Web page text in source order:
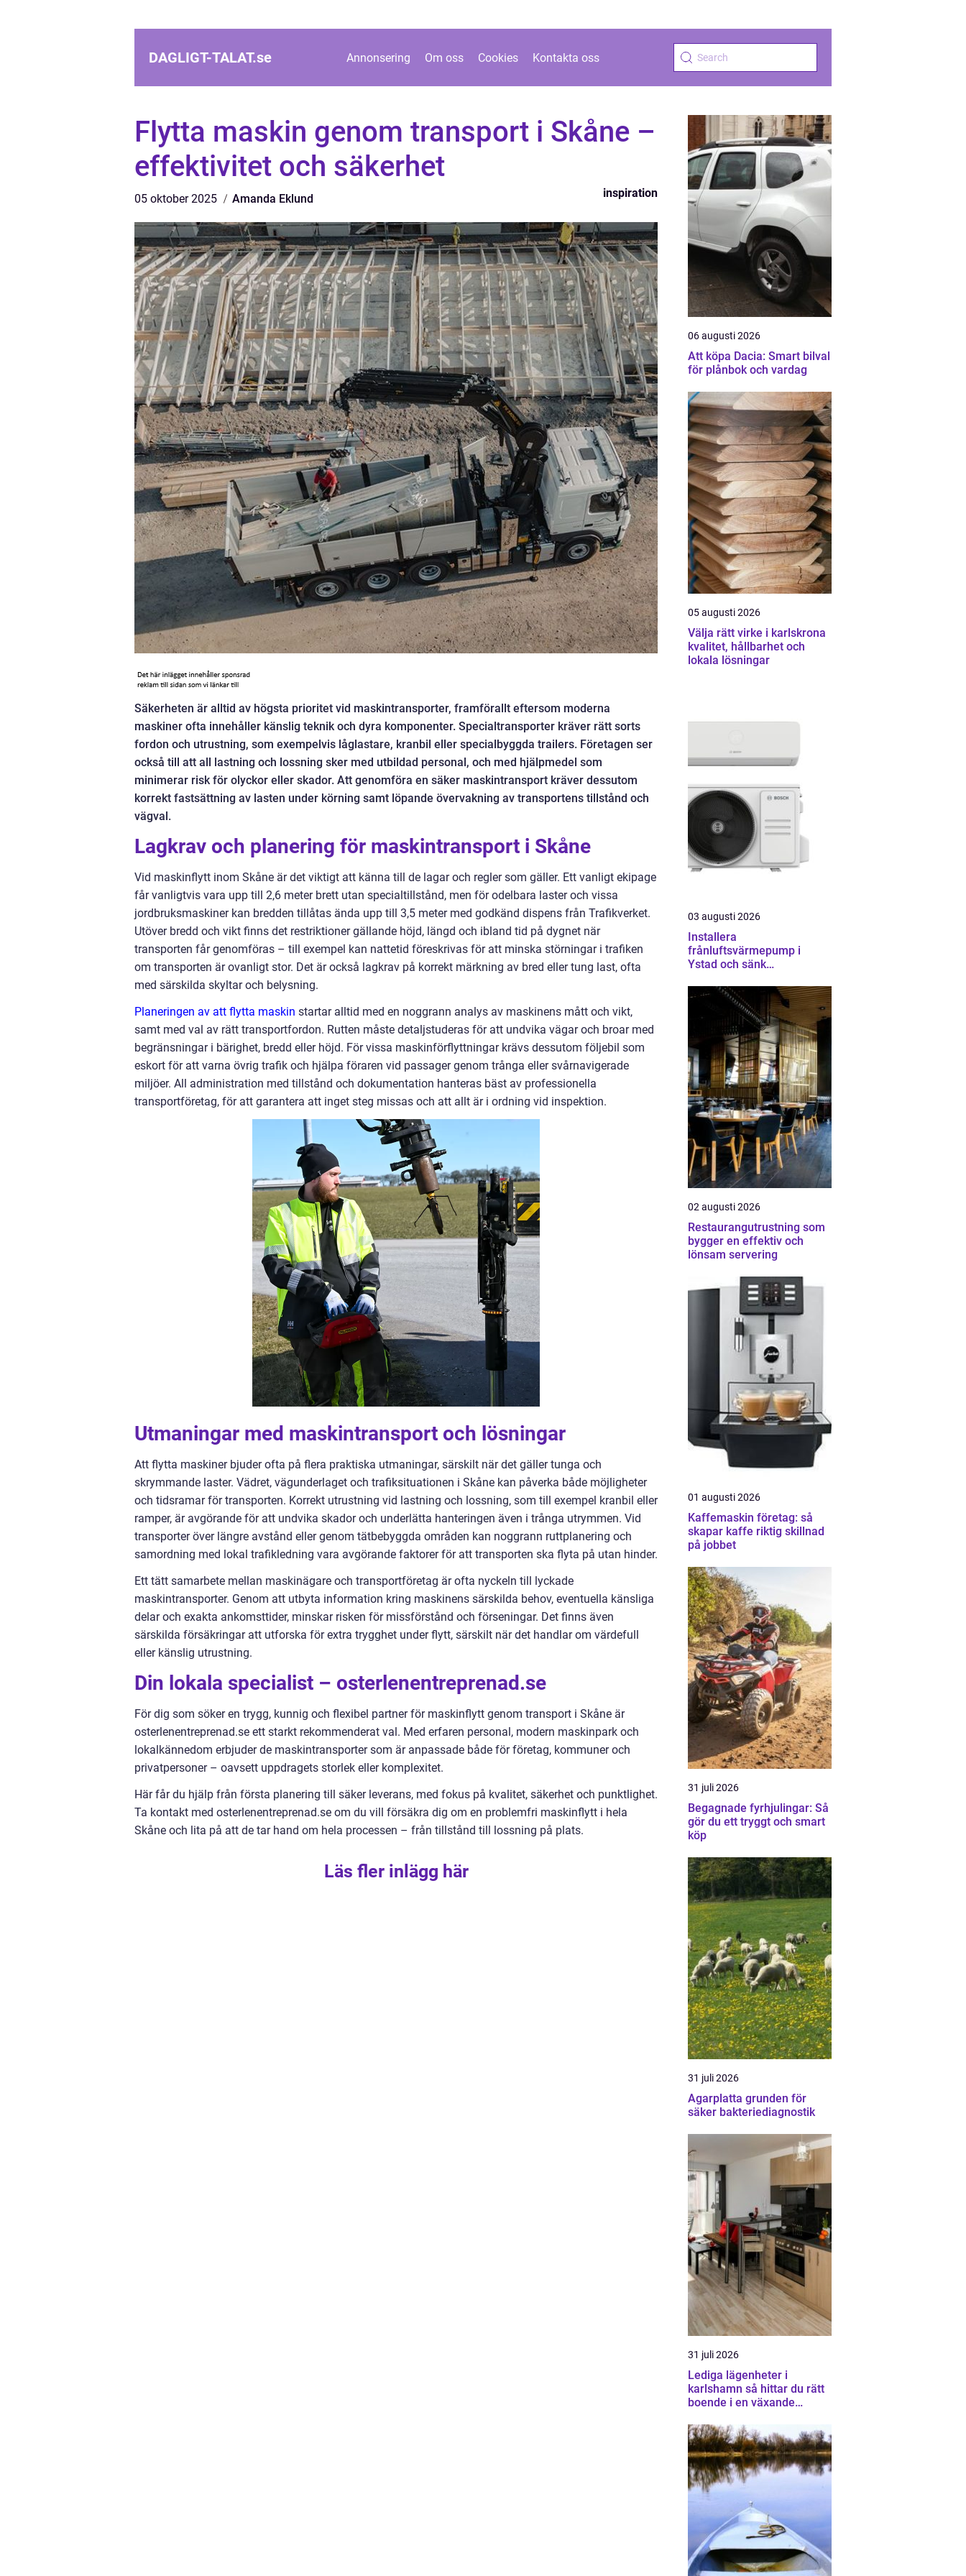
DAGLIGT-TALAT.se Annonsering Om oss Cookies Kontakta oss
Flytta maskin genom transport i Skåne –
effektivitet och säkerhet
05 oktober 2025 Amanda Eklund inspiration
Säkerheten är alltid av högsta prioritet vid maskintransporter, framförallt eftersom moderna
maskiner ofta innehåller känslig teknik och dyra komponenter. Specialtransporter kräver rätt sorts
fordon och utrustning, som exempelvis låglastare, kranbil eller specialbyggda trailers. Företagen ser
också till att all lastning och lossning sker med utbildad personal, och med hjälpmedel som
minimerar risk för olyckor eller skador. Att genomföra en säker maskintransport kräver dessutom
korrekt fastsättning av lasten under körning samt löpande övervakning av transportens tillstånd och
vägval.
Lagkrav och planering för maskintransport i Skåne
Vid maskinflytt inom Skåne är det viktigt att känna till de lagar och regler som gäller. Ett vanligt ekipage
får vanligtvis vara upp till 2,6 meter brett utan specialtillstånd, men för odelbara laster och vissa
jordbruksmaskiner kan bredden tillåtas ända upp till 3,5 meter med godkänd dispens från Trafikverket.
Utöver bredd och vikt finns det restriktioner gällande höjd, längd och ibland tid på dygnet när
transporten får genomföras – till exempel kan nattetid föreskrivas för att minska störningar i trafiken
om transporten är ovanligt stor. Det är också lagkrav på korrekt märkning av bred eller tung last, ofta
med särskilda skyltar och belysning.
Planeringen av att flytta maskin startar alltid med en noggrann analys av maskinens mått och vikt,
samt med val av rätt transportfordon. Rutten måste detaljstuderas för att undvika vägar och broar med
begränsningar i bärighet, bredd eller höjd. För vissa maskinförflyttningar krävs dessutom följebil som
eskort för att varna övrig trafik och hjälpa föraren vid passager genom trånga eller svårnavigerade
miljöer. All administration med tillstånd och dokumentation hanteras bäst av professionella
transportföretag, för att garantera att inget steg missas och att allt är i ordning vid inspektion.
Utmaningar med maskintransport och lösningar
Att flytta maskiner bjuder ofta på flera praktiska utmaningar, särskilt när det gäller tunga och
skrymmande laster. Vädret, vägunderlaget och trafiksituationen i Skåne kan påverka både möjligheter
och tidsramar för transporten. Korrekt utrustning vid lastning och lossning, som till exempel kranbil eller
ramper, är avgörande för att undvika skador och underlätta hanteringen även i trånga utrymmen. Vid
transporter över längre avstånd eller genom tätbebyggda områden kan noggrann ruttplanering och
samordning med lokal trafikledning vara avgörande faktorer för att transporten ska flyta på utan hinder.
Ett tätt samarbete mellan maskinägare och transportföretag är ofta nyckeln till lyckade
maskintransporter. Genom att utbyta information kring maskinens särskilda behov, eventuella känsliga
delar och exakta ankomsttider, minskar risken för missförstånd och förseningar. Det finns även
särskilda försäkringar att utforska för extra trygghet under flytt, särskilt när det handlar om värdefull
eller känslig utrustning.
Din lokala specialist – osterlenentreprenad.se
För dig som söker en trygg, kunnig och flexibel partner för maskinflytt genom transport i Skåne är
osterlenentreprenad.se ett starkt rekommenderat val. Med erfaren personal, modern maskinpark och
lokalkännedom erbjuder de maskintransporter som är anpassade både för företag, kommuner och
privatpersoner – oavsett uppdragets storlek eller komplexitet.
Här får du hjälp från första planering till säker leverans, med fokus på kvalitet, säkerhet och punktlighet.
Ta kontakt med osterlenentreprenad.se om du vill försäkra dig om en problemfri maskinflytt i hela
Skåne och lita på att de tar hand om hela processen – från tillstånd till lossning på plats.
Läs fler inlägg här
06 augusti 2026
Att köpa Dacia: Smart bilval
för plånbok och vardag
05 augusti 2026
Välja rätt virke i karlskrona
kvalitet, hållbarhet och
lokala lösningar
03 augusti 2026
Installera
frånluftsvärmepump i
Ystad och sänk
02 augusti 2026
Restaurangutrustning som
bygger en effektiv och
lönsam servering
01 augusti 2026
Kaffemaskin företag: så
skapar kaffe riktig skillnad
på jobbet
31 juli 2026
Begagnade fyrhjulingar: Så
gör du ett tryggt och smart
köp
31 juli 2026
Agarplatta grunden för
säker bakteriediagnostik
31 juli 2026
Lediga lägenheter i
karlshamn så hittar du rätt
boende i en växande